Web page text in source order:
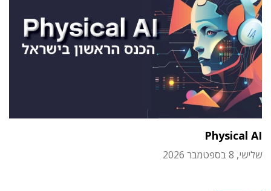
Physical AI
שלישי, 8 בספטמבר 2026